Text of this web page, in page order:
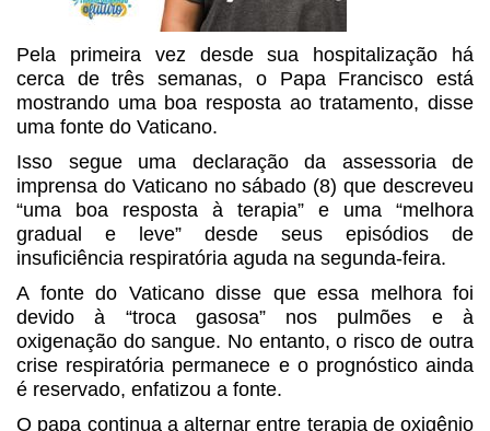
Pela primeira vez desde sua hospitalização há
cerca de três semanas, o Papa Francisco está
mostrando uma boa resposta ao tratamento, disse
uma fonte do Vaticano.
Isso segue uma declaração da assessoria de
imprensa do Vaticano no sábado (8) que descreveu
“uma boa resposta à terapia” e uma “melhora
gradual e leve” desde seus episódios de
insuficiência respiratória aguda na segunda-feira.
A fonte do Vaticano disse que essa melhora foi
devido à “troca gasosa” nos pulmões e à
oxigenação do sangue. No entanto, o risco de outra
crise respiratória permanece e o prognóstico ainda
é reservado, enfatizou a fonte.
O papa continua a alternar entre terapia de oxigênio